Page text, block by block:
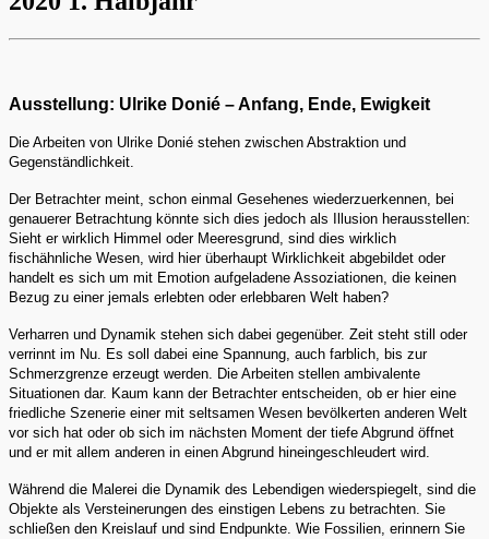
Ausstellung: Ulrike Donié – Anfang, Ende, Ewigkeit
Die Arbeiten von Ulrike Donié stehen zwischen Abstraktion und
Gegenständlichkeit.
Der Betrachter meint, schon einmal Gesehenes wiederzuerkennen, bei
genauerer Betrachtung könnte sich dies jedoch als Illusion herausstellen:
Sieht er wirklich Himmel oder Meeresgrund, sind dies wirklich
fischähnliche Wesen, wird hier überhaupt Wirklichkeit abgebildet oder
handelt es sich um mit Emotion aufgeladene Assoziationen, die keinen
Bezug zu einer jemals erlebten oder erlebbaren Welt haben?
Verharren und Dynamik stehen sich dabei gegenüber. Zeit steht still oder
verrinnt im Nu. Es soll dabei eine Spannung, auch farblich, bis zur
Schmerzgrenze erzeugt werden. Die Arbeiten stellen ambivalente
Situationen dar. Kaum kann der Betrachter entscheiden, ob er hier eine
friedliche Szenerie einer mit seltsamen Wesen bevölkerten anderen Welt
vor sich hat oder ob sich im nächsten Moment der tiefe Abgrund öffnet
und er mit allem anderen in einen Abgrund hineingeschleudert wird.
Während die Malerei die Dynamik des Lebendigen wiederspiegelt, sind die
Objekte als Versteinerungen des einstigen Lebens zu betrachten. Sie
schließen den Kreislauf und sind Endpunkte. Wie Fossilien, erinnern Sie